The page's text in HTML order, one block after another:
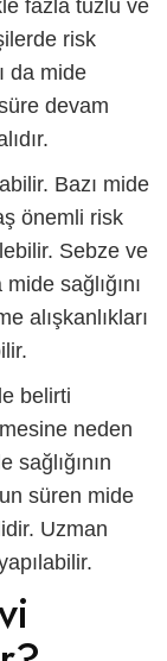
fazla tuzlu ve
risk
da mide
devam
Bazı mide
önemli risk
Sebze ve
sağlığını
alışkanlıkları
belirti
neden
süren mide
Uzman